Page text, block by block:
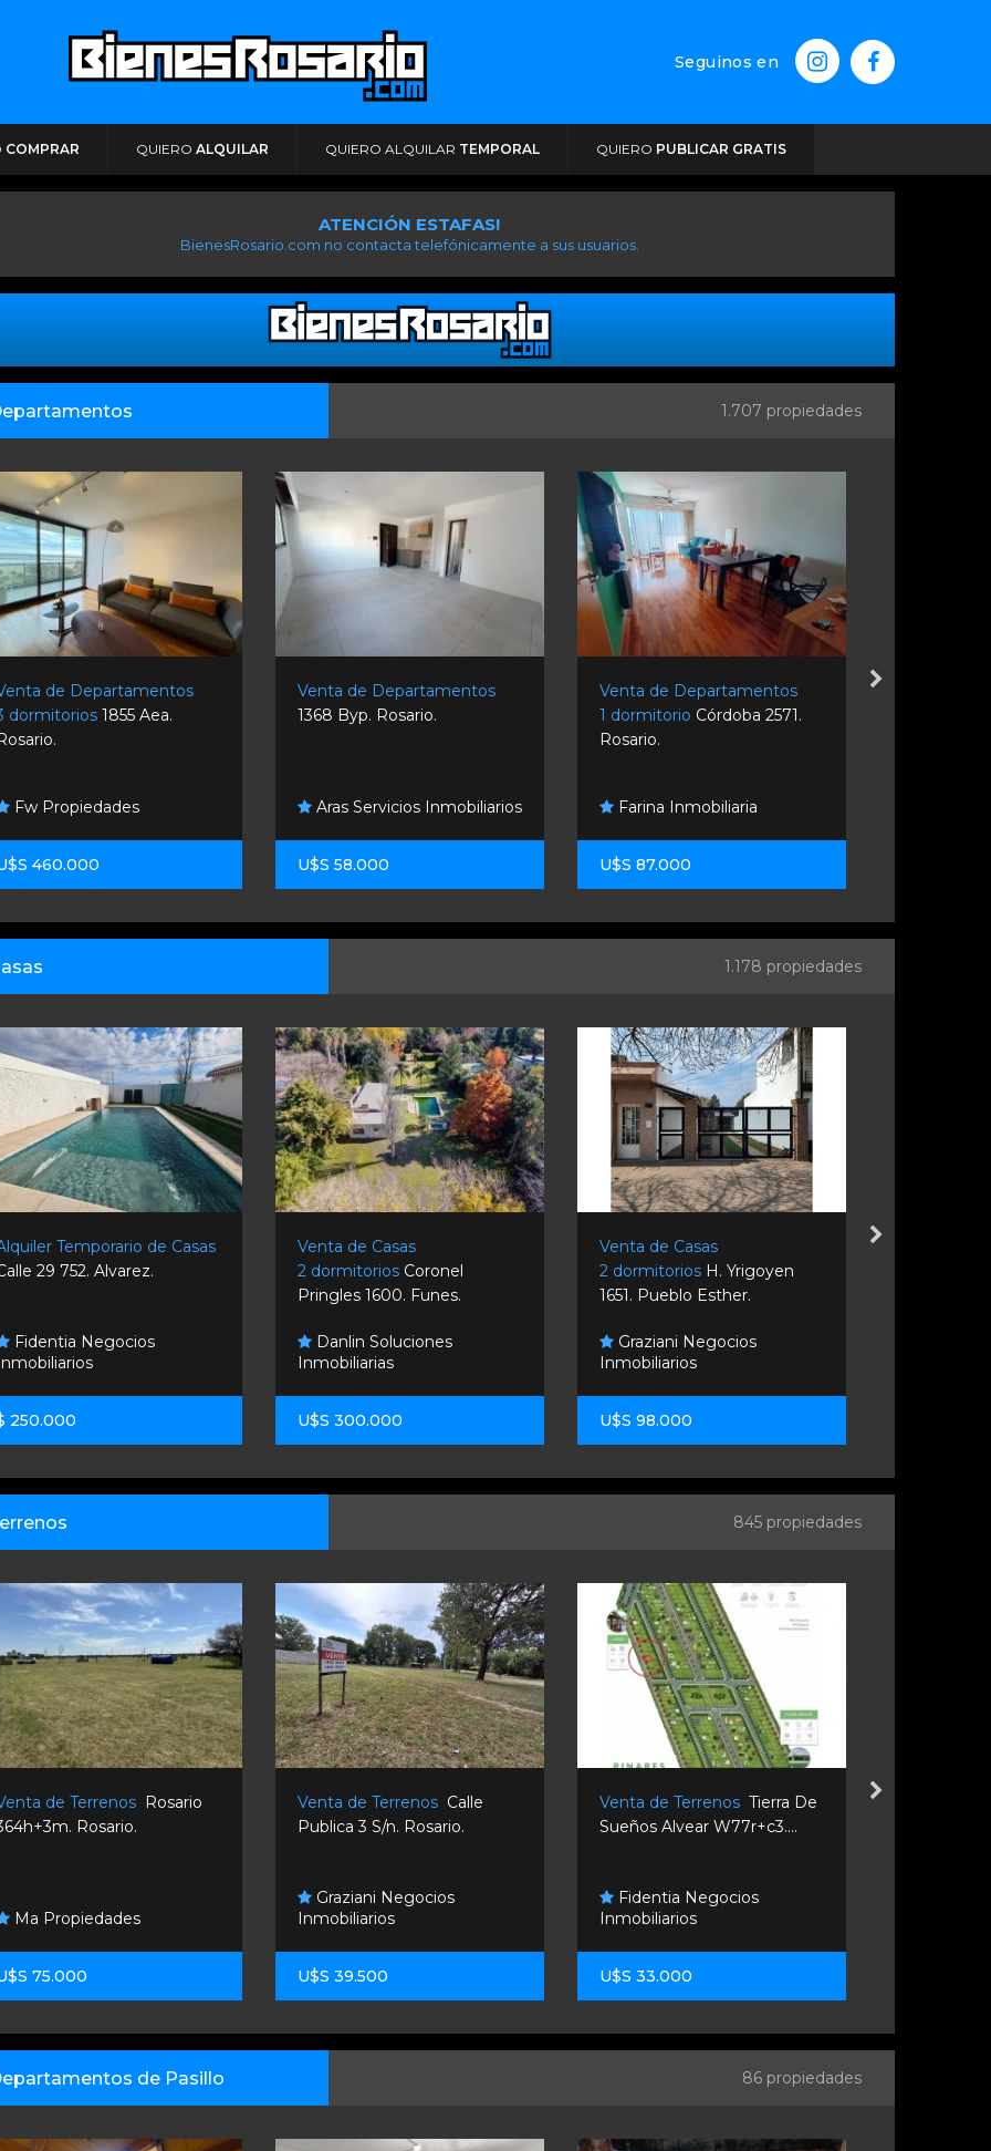
Seguinos en
COMPRAR QUIERO ALQUILAR QUIERO ALQUILAR TEMPORAL QUIERO PUBLICAR GRATIS
ATENCIÓN ESTAFAS!
BienesRosario.com no contacta telefónicamente a sus usuarios.
1.707 propiedades
de Departamentos
dormitorios1855 Aea.
Fw Propiedades
460.000
Venta de Departamentos
1368 Byp. Rosario.
Aras Servicios Inmobiliarios
U$S 58.000
Venta de Departamentos
1 dormitorio Córdoba 2571.
Rosario.
Farina Inmobiliaria
U$S 87.000
1.178 propiedades
Temporario de Casas
29 752. Alvarez.
Fidentia Negocios
250.000
Venta de Casas
2 dormitorios Coronel
Pringles 1600. Funes.
Danlin Soluciones
Inmobiliarias
U$S 300.000
Venta de Casas
2 dormitorios H. Yrigoyen
1651. Pueblo Esther.
Graziani Negocios
Inmobiliarios
U$S 98.000
845 propiedades
de Terrenos Rosario
Rosario.
Ma Propiedades
75.000
Venta de Terrenos Calle
Publica 3 S/n. Rosario.
Graziani Negocios
Inmobiliarios
U$S 39.500
Venta de Terrenos Tierra De
Sueños Alvear W77r+c3....
Fidentia Negocios
Inmobiliarios
U$S 33.000
de Pasillo 86 propiedades